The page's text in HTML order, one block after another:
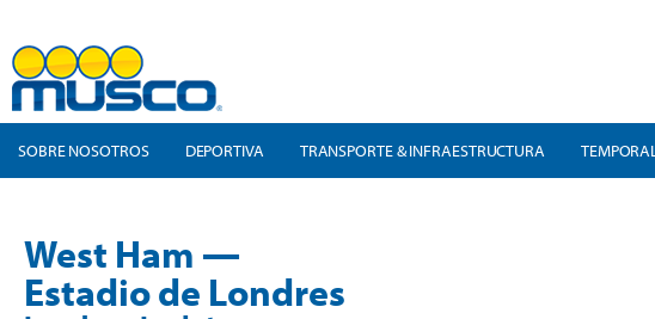
SOBRE NOSOTROS DEPORTIVA TRANSPORTE & INFRAESTRUCTURA TEMPORAL
West Ham —
Estadio de Londres